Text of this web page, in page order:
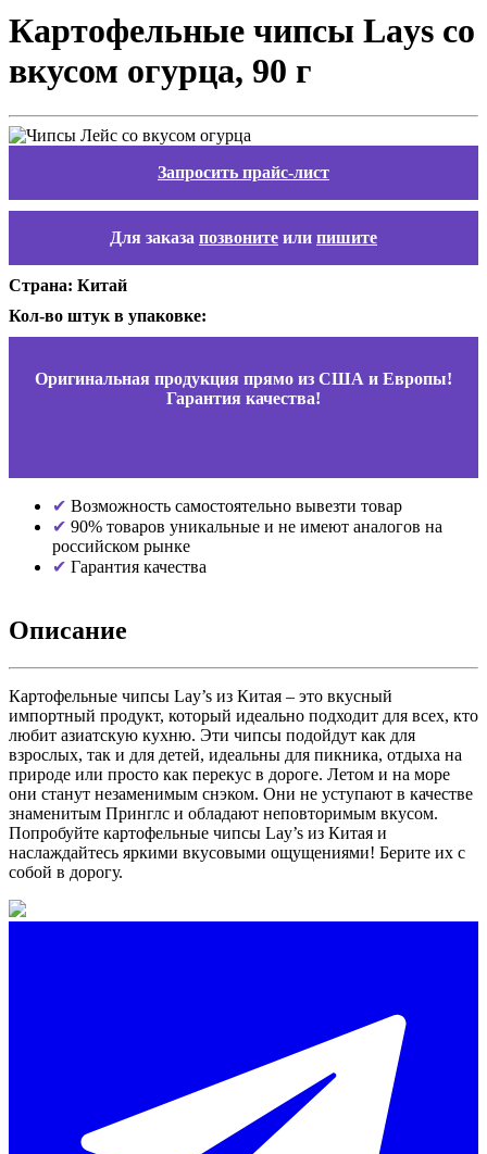
Картофельные чипсы Lays со
вкусом огурца, 90 г
Запросить прайс-лист
Для заказа позвоните или пишите
Страна: Китай
Кол-во штук в упаковке:
Оригинальная продукция прямо из США и Европы!
Гарантия качества!
Возможность самостоятельно вывезти товар
90% товаров уникальные и не имеют аналогов на
российском рынке
Гарантия качества
Описание
Картофельные чипсы Lay’s из Китая – это вкусный
импортный продукт, который идеально подходит для всех, кто
любит азиатскую кухню. Эти чипсы подойдут как для
взрослых, так и для детей, идеальны для пикника, отдыха на
природе или просто как перекус в дороге. Летом и на море
они станут незаменимым снэком. Они не уступают в качестве
знаменитым Принглс и обладают неповторимым вкусом.
Попробуйте картофельные чипсы Lay’s из Китая и
наслаждайтесь яркими вкусовыми ощущениями! Берите их с
собой в дорогу.